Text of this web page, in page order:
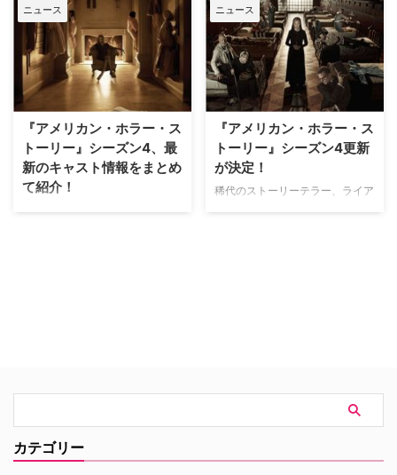
ー』）が米FXで新たに製作する
『Feud（原題）』に、ベテラン
女優のキャシー・ベイツ（『ミザ
リー』）が出演することがわかっ
た。米TV Lineが報じている。 本
作は、シーズンごとに語り継がれ
ロジー・シ…
ーアンソロジー『アメリカン・ホ
ラー・ストーリー』（以下『アメ
ホラ』）で、シーズン1『呪いの
館』とシーズン3『魔女団』のク
ロスオーバーが行われる可能性が
あることが分かった。米Variety
は、実際に起き…
ニュース
『アメリカン・ホラー・ス
トーリー』シーズン4、最
新のキャスト情報をまとめ
て紹介！
シーズンごとに、テーマや登場人
ニュース
『アメリカン・ホラー・ス
トーリー』シーズン4更新
が決定！
稀代のストーリーテラー、ライア
カテゴリー